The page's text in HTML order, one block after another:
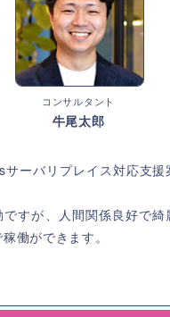
コンサルタント
牛尾太郎
サーバリプレイス対応支援
ですが、人間関係良好で綺
働ができます。